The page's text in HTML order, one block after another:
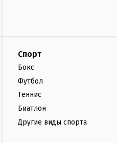
Спорт
Бокс
Футбол
Теннис
Биатлон
Другие виды спорта